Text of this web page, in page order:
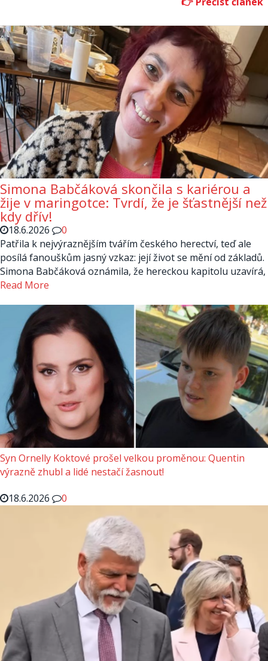
Simona Babčáková skončila s kariérou a
žije v maringotce: Tvrdí, že je šťastnější než
kdy dřív!
18.6.2026
0
Patřila k nejvýraznějším tvářím českého herectví, teď ale
posílá fanouškům jasný vzkaz: její život se mění od základů.
Simona Babčáková oznámila, že hereckou kapitolu uzavírá,
Read More
Syn Ornelly Koktové prošel velkou proměnou: Quentin
výrazně zhubl a lidé nestačí žasnout!
18.6.2026
0